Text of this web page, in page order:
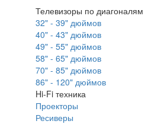
Телевизоры по диагоналям
32" - 39" дюймов
40" - 43" дюймов
49" - 55" дюймов
58" - 65" дюймов
70" - 85" дюймов
86" - 120" дюймов
Hi-Fi техника
Проекторы
Ресиверы